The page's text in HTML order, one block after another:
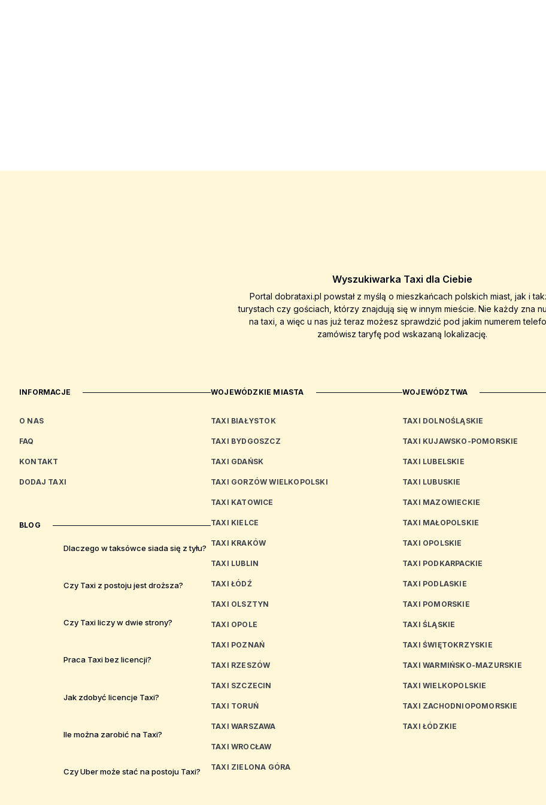
Wyszukiwarka Taxi dla Ciebie
Portal dobrataxi.pl powstał z myślą o mieszkańcach polskich miast, jak i
turystach czy gościach, którzy znajdują się w innym mieście. Nie każdy zna
na taxi, a więc u nas już teraz możesz sprawdzić pod jakim numerem
zamówisz taryfę pod wskazaną lokalizację.
INFORMACJE
O NAS
FAQ
KONTAKT
DODAJ TAXI
BLOG
Dlaczego w taksówce siada się z tyłu?
Czy Taxi z postoju jest droższa?
Czy Taxi liczy w dwie strony?
Praca Taxi bez licencji?
Jak zdobyć licencje Taxi?
Ile można zarobić na Taxi?
Czy Uber może stać na postoju Taxi?
WOJEWÓDZKIE MIASTA
TAXI BIAŁYSTOK
TAXI BYDGOSZCZ
TAXI GDAŃSK
TAXI GORZÓW WIELKOPOLSKI
TAXI KATOWICE
TAXI KIELCE
TAXI KRAKÓW
TAXI LUBLIN
TAXI ŁÓDŹ
TAXI OLSZTYN
TAXI OPOLE
TAXI POZNAŃ
TAXI RZESZÓW
TAXI SZCZECIN
TAXI TORUŃ
TAXI WARSZAWA
TAXI WROCŁAW
TAXI ZIELONA GÓRA
WOJEWÓDZTWA
TAXI DOLNOŚLĄSKIE
TAXI KUJAWSKO-POMORSKIE
TAXI LUBELSKIE
TAXI LUBUSKIE
TAXI MAZOWIECKIE
TAXI MAŁOPOLSKIE
TAXI OPOLSKIE
TAXI PODKARPACKIE
TAXI PODLASKIE
TAXI POMORSKIE
TAXI ŚLĄSKIE
TAXI ŚWIĘTOKRZYSKIE
TAXI WARMIŃSKO-MAZURSKIE
TAXI WIELKOPOLSKIE
TAXI ZACHODNIOPOMORSKIE
TAXI ŁÓDZKIE